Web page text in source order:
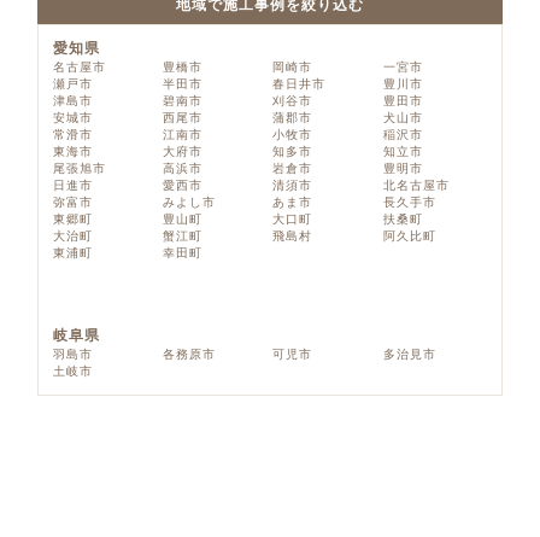
地域で施工事例を絞り込む
愛知県
名古屋市 豊橋市 岡崎市
一宮市
瀬戸市
半田市 春日井市
豊川市
津島市
碧南市 刈谷市
豊田市
安城市
西尾市 蒲郡市
犬山市
常滑市
江南市 小牧市
稲沢市
東海市
大府市 知多市
知立市
尾張旭市
高浜市 岩倉市
豊明市
日進市
愛西市 清須市
北名古屋市
弥富市
みよし市 あま市
長久手市
東郷町
豊山町 大口町
扶桑町
大治町
蟹江町 飛島村
阿久比町
東浦町
幸田町
岐阜県
羽島市 各務原市 可児市
多治見市
土岐市